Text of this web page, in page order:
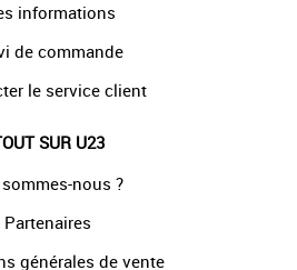
informations
de commande
le service client
SUR U23
nous ?
Partenaires
générales de vente